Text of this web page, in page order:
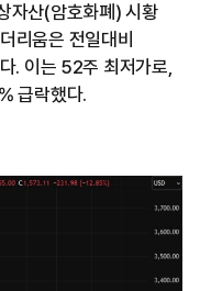
자산(암호화폐) 시황
리움은 전일대비
. 이는 52주 최저가로,
급락했다.